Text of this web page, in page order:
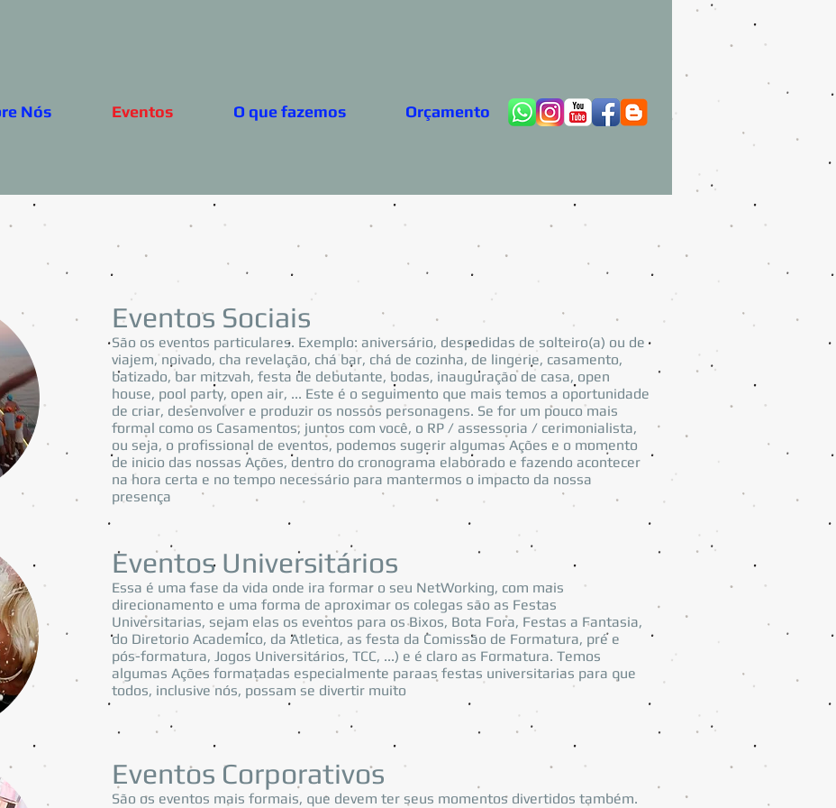
Nós Eventos O que fazemos Orçamento
Eventos Sociais
São os eventos particulares. Exemplo: aniversário, despedidas de solteiro(a) ou de
viajem, noivado, cha revelação, chá bar, chá de cozinha, de lingerie, casamento,
batizado, bar mitzvah, festa de debutante, bodas, inauguração de casa, open
house, pool party, open air, ... Este é o seguimento que mais temos a oportunidade
de criar, desenvolver e produzir os nossos personagens. Se for um pouco mais
formal como os Casamentos, juntos com você, o RP / assessoria / cerimonialista,
ou seja, o profissional de eventos, podemos sugerir algumas Ações e o momento
de inicio das nossas Ações, dentro do cronograma elaborado e fazendo acontecer
na hora certa e no tempo necessário para mantermos o impacto da nossa
presença
Eventos Universitários
Essa é uma fase da vida onde ira formar o seu NetWorking, com mais
direcionamento e uma forma de aproximar os colegas são as Festas
Universitarias, sejam elas os eventos para os Bixos, Bota Fora, Festas a Fantasia,
do Diretorio Academico, da Atletica, as festa da Comissão de Formatura, pré e
pós-formatura, Jogos Universitários, TCC, ...) e é claro as Formatura. Temos
algumas Ações formatadas especialmente paraas festas universitarias para que
todos, inclusive nós, possam se divertir muito
Eventos Corporativos
São os eventos mais formais, que devem ter seus momentos divertidos também.